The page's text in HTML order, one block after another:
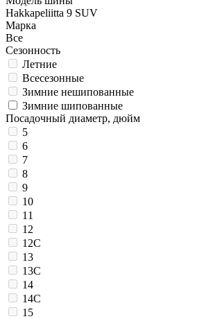
Hakkapeliitta 9 SUV
Марка
Все
Сезонность
Летние
Всесезонные
Зимние нешипованные
Зимние шипованные
Посадочный диаметр, дюйм
5
6
7
8
9
10
11
12
12C
13
13C
14
14C
15